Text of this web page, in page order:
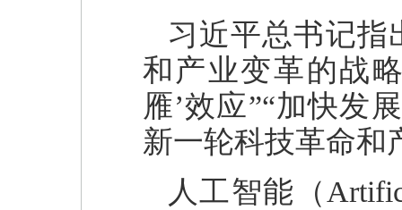
习近平总书记指
和产业变革的战
雁’效应”“加快发
新一轮科技革命和
人工智能（